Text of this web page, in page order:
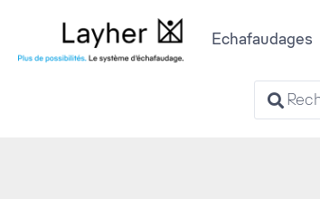
Echafaudages